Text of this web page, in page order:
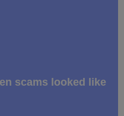
scams looked like